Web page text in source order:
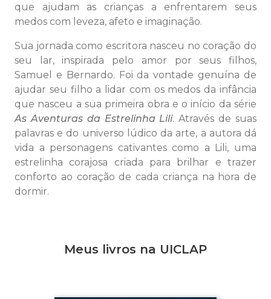
que ajudam as crianças a enfrentarem seus
medos com leveza, afeto e imaginação.
Sua jornada como escritora nasceu no coração do
seu lar, inspirada pelo amor por seus filhos,
Samuel e Bernardo. Foi da vontade genuína de
ajudar seu filho a lidar com os medos da infância
que nasceu a sua primeira obra e o início da série
As Aventuras da Estrelinha Lili. Através de suas
palavras e do universo lúdico da arte, a autora dá
vida a personagens cativantes como a Lili, uma
estrelinha corajosa criada para brilhar e trazer
conforto ao coração de cada criança na hora de
dormir.
Meus livros na UICLAP